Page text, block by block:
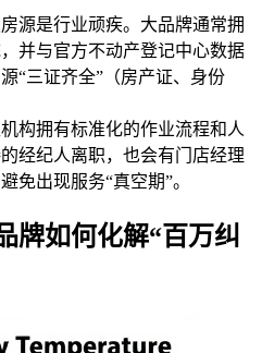
源是行业顽疾。大品牌通常拥
并与官方不动产登记中心数据
“三证齐全”（房产证、身份
构拥有标准化的作业流程和人
经纪人离职，也会有门店经理
免出现服务“真空期”。
牌如何化解“百万纠